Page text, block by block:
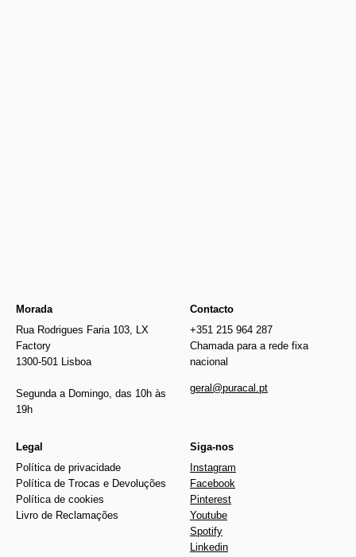
Morada
Rua Rodrigues Faria 103, LX
Factory
1300-501 Lisboa
Segunda a Domingo, das 10h às
19h
Contacto
+351 215 964 287
Chamada para a rede fixa
nacional
geral@puracal.pt
Legal
Política de privacidade
Política de Trocas e Devoluções
Política de cookies
Livro de Reclamações
Siga-nos
Instagram
Facebook
Pinterest
Youtube
Spotify
Linkedin